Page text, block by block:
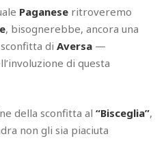
Paganese ritroveremo
, bisognerebbe, ancora una
di Aversa —
di questa
della sconfitta al “Bisceglia”,
non gli sia piaciuta